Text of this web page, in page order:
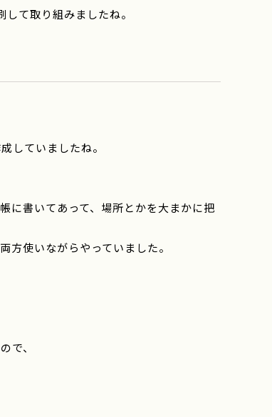
て取り組みましたね。
していましたね。
に書いてあって、場所とかを大まかに把
方使いながらやっていました。
で、